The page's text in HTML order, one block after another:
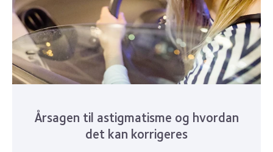
Årsagen til astigmatisme og hvordan
det kan korrigeres